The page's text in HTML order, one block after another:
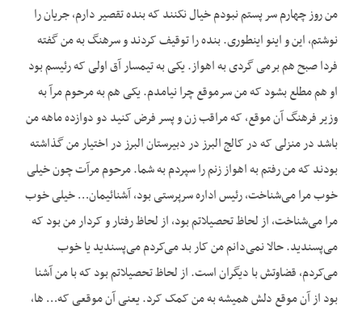
من روز چهارم سر پستم نبودم خیال نکنند که بنده تقصیر دارم، جریان را
نوشتم، این و اینو اینطوری. بنده را توقیف کردند و سرهنگ به من گفته
فردا صبح هم برمی گردی به اهواز. یکی به تیمسار آق اولی که رئیسم بود
او هم مطلع بشود که من سرموقع چرا نیامدم. یکی هم به مرحوم مرآ به
وزیر فرهنگ آن موقع، که مراقب زن و پسر فرض کنید دو دوازده ماهه من
باشد در منزلی که در کالج البرز در دبیرستان البرز در اختیار من گذاشته
بودند که من رفتم به اهواز زنم را سپردم به شما. مرحوم مرآت چون خیلی
خوب مرا می‌شناخت، رئیس اداره سرپرستی بود، آشنائیمان… خیلی خوب
مرا می‌شناخت، از لحاظ تحصیلاتم بود، از لحاظ رفتار و کردار من بود که
می‌پسندید. حالا نمی‌دانم من کار بد می‌کردم می‌پسندید یا خوب
می‌کردم، قضاوتش با دیگران است. از لحاظ تحصیلاتم بود که با من آشنا
بود از آن موقع دلش همیشه به من کمک کرد. یعنی آن موقعی که… ها،